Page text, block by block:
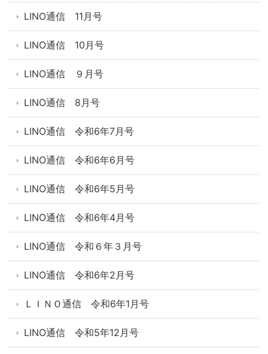
LINO通信 11月号
LINO通信 10月号
LINO通信 ９月号
LINO通信 8月号
LINO通信 令和6年7月号
LINO通信 令和6年6月号
LINO通信 令和6年5月号
LINO通信 令和6年4月号
LINO通信 令和６年３月号
LINO通信 令和6年2月号
ＬＩＮＯ通信 令和6年1月号
LINO通信 令和5年12月号